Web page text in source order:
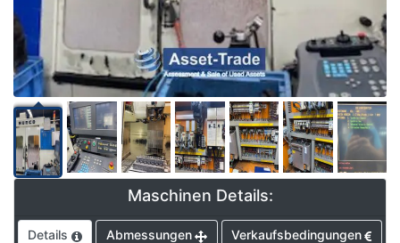
Maschinen Details:
Details Abmessungen Verkaufsbedingungen